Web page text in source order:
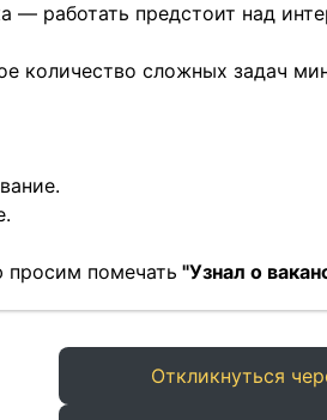
— работать предстоит над
количество сложных задач
просим помечать "Узнал о
Откликнуться